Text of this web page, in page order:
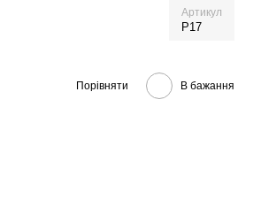
Артикул
P17
Порівняти В бажання